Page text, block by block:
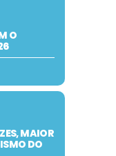
O
MAIOR
DO